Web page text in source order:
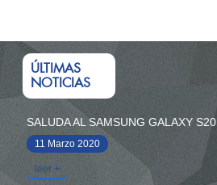
ÚLTIMAS
NOTICIAS
SALUDA AL SAMSUNG GALAXY S20
11 Marzo 2020
leer +